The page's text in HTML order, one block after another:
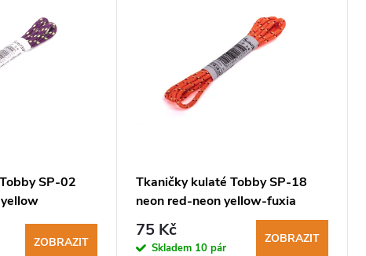
SP-02
ZOBRAZIT
Tkaničky kulaté Tobby SP-18
neon red-neon yellow-fuxia
3mm
75 Kč
Skladem 10 pár
ZOBRAZIT